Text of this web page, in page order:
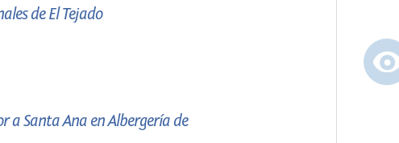
de El Tejado
a Santa Ana en Albergería de